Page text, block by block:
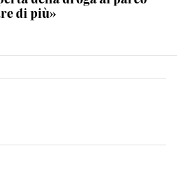
di più»